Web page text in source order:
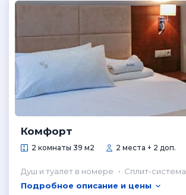
Комфорт
2 комнаты 39 м2 2 места + 2 доп.
Душ и туалет в номере Сплит-система
Подробное описание и цены